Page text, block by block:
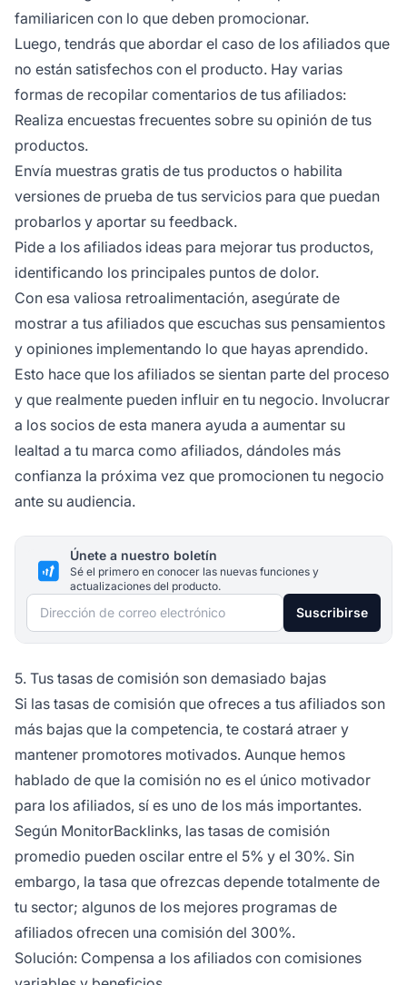
familiaricen con lo que deben promocionar.
Luego, tendrás que abordar el caso de los afiliados que
no están satisfechos con el producto. Hay varias
formas de recopilar comentarios de tus afiliados:
Realiza encuestas frecuentes sobre su opinión de tus
productos.
Envía muestras gratis de tus productos o habilita
versiones de prueba de tus servicios para que puedan
probarlos y aportar su feedback.
Pide a los afiliados ideas para mejorar tus productos,
identificando los principales puntos de dolor.
Con esa valiosa retroalimentación, asegúrate de
mostrar a tus afiliados que escuchas sus pensamientos
y opiniones implementando lo que hayas aprendido.
Esto hace que los afiliados se sientan parte del proceso
y que realmente pueden influir en tu negocio. Involucrar
a los socios de esta manera ayuda a aumentar su
lealtad a tu marca como afiliados, dándoles más
confianza la próxima vez que promocionen tu negocio
ante su audiencia.
Únete a nuestro boletín
Sé el primero en conocer las nuevas funciones y
actualizaciones del producto.
Dirección de correo electrónico Suscribirse
5. Tus tasas de comisión son demasiado bajas
Si las tasas de comisión que ofreces a tus afiliados son
más bajas que la competencia, te costará atraer y
mantener promotores motivados. Aunque hemos
hablado de que la comisión no es el único motivador
para los afiliados, sí es uno de los más importantes.
Según MonitorBacklinks, las tasas de comisión
promedio pueden oscilar entre el 5% y el 30%. Sin
embargo, la tasa que ofrezcas depende totalmente de
tu sector; algunos de los mejores programas de
afiliados ofrecen una comisión del 300%.
Solución: Compensa a los afiliados con comisiones